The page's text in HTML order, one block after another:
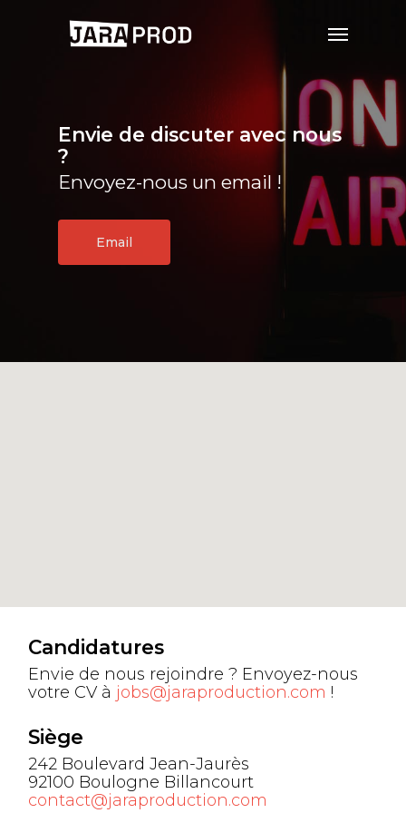
Envie de discuter avec nous
?
Envoyez-nous un email !
Email
Candidatures
Envie de nous rejoindre ? Envoyez-nous
votre CV à jobs@jaraproduction.com !
Siège
242 Boulevard Jean-Jaurès
92100 Boulogne Billancourt
contact@jaraproduction.com